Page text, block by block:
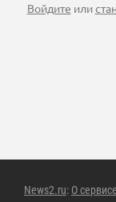
Войдите или
News2.ru: О сервисе